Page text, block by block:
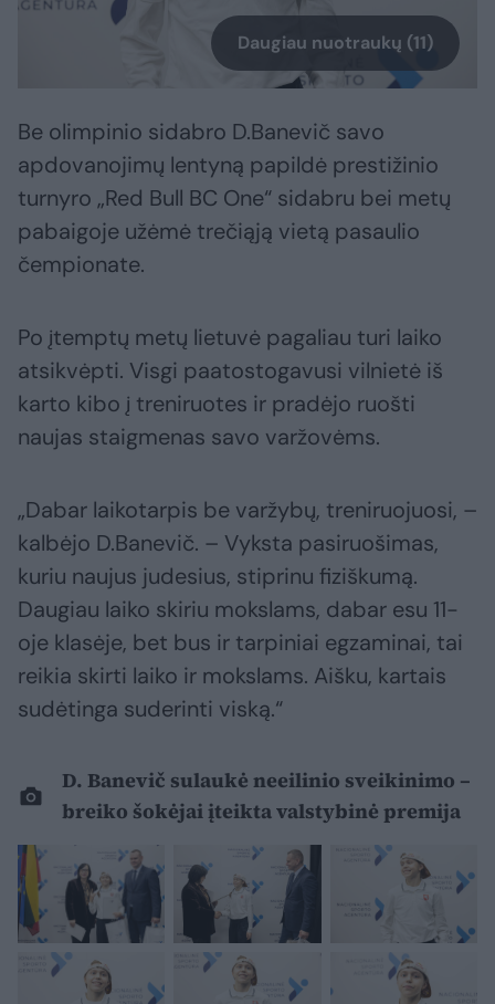
Daugiau nuotraukų (11)
Be olimpinio sidabro D.Banevič savo
apdovanojimų lentyną papildė prestižinio
turnyro „Red Bull BC One“ sidabru bei metų
pabaigoje užėmė trečiąją vietą pasaulio
čempionate.
Po įtemptų metų lietuvė pagaliau turi laiko
atsikvėpti. Visgi paatostogavusi vilnietė iš
karto kibo į treniruotes ir pradėjo ruošti
naujas staigmenas savo varžovėms.
„Dabar laikotarpis be varžybų, treniruojuosi, –
kalbėjo D.Banevič. – Vyksta pasiruošimas,
kuriu naujus judesius, stiprinu fiziškumą.
Daugiau laiko skiriu mokslams, dabar esu 11-
oje klasėje, bet bus ir tarpiniai egzaminai, tai
reikia skirti laiko ir mokslams. Aišku, kartais
sudėtinga suderinti viską.“
D. Banevič sulaukė neeilinio sveikinimo –
breiko šokėjai įteikta valstybinė premija